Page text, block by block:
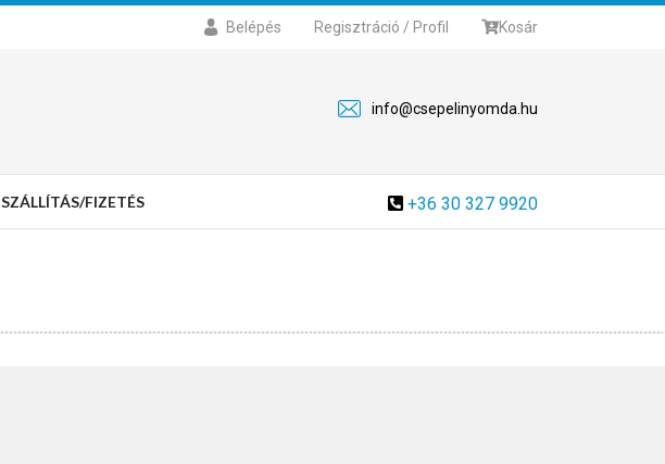
Belépés Regisztráció / Profil Kosár
info@csepelinyomda.hu
+36 30 327 9920
SZÁLLÍTÁS/FIZETÉS